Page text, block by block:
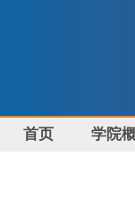
首页 学院